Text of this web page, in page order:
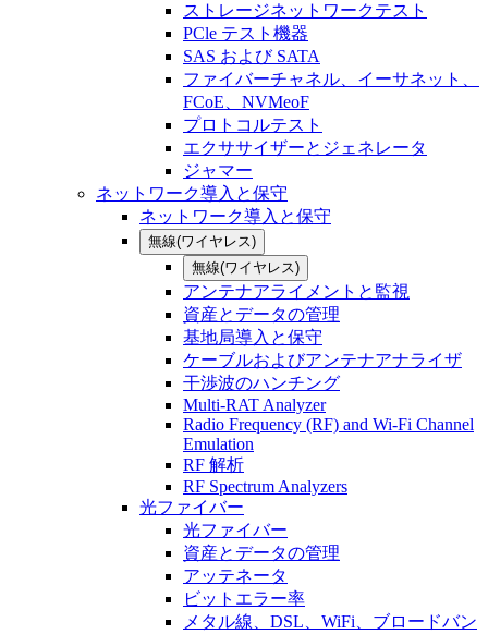
ストレージネットワークテスト
PCle テスト機器
SAS および SATA
ファイバーチャネル、イーサネット、
FCoE、NVMeoF
プロトコルテスト
エクササイザーとジェネレータ
ジャマー
ネットワーク導入と保守
ネットワーク導入と保守
無線(ワイヤレス)
無線(ワイヤレス)
アンテナアライメントと監視
資産とデータの管理
基地局導入と保守
ケーブルおよびアンテナアナライザ
干渉波のハンチング
Multi-RAT Analyzer
Radio Frequency (RF) and Wi-Fi Channel
Emulation
RF 解析
RF Spectrum Analyzers
光ファイバー
光ファイバー
資産とデータの管理
アッテネータ
ビットエラー率
メタル線、DSL、WiFi、ブロードバン